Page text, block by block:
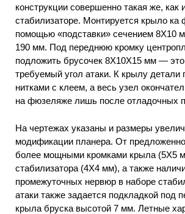
конструкции совершенно такая же, как
стабилизаторе. Монтируется крыло ка
помощью «подставки» сечением 8X10
190 мм. Под переднюю кромку
подложить брусочек 8Х10X15 мм —
требуемый угол атаки. К крылу детали
нитками с клеем, а весь узел
на фюзеляже лишь после отладочных
На чертежах указаны и размеры
модификации планера. От
более мощными кромками крыла (5X5
стабилизатора (4X4 мм), а также
промежуточных нервюр в наборе
атаки также задается подкладкой под
крыла бруска высотой 7 мм. Летные